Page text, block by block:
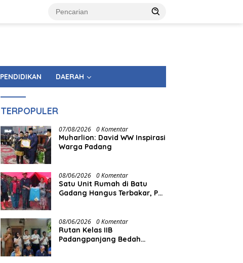
PENDIDIKAN DAERAH
TERPOPULER
07/08/2026 0 Komentar
Muharlion: David WW Inspirasi
Warga Padang
08/06/2026 0 Komentar
Satu Unit Rumah di Batu
Gadang Hangus Terbakar, PT
08/06/2026 0 Komentar
Rutan Kelas IIB
Padangpanjang Bedah